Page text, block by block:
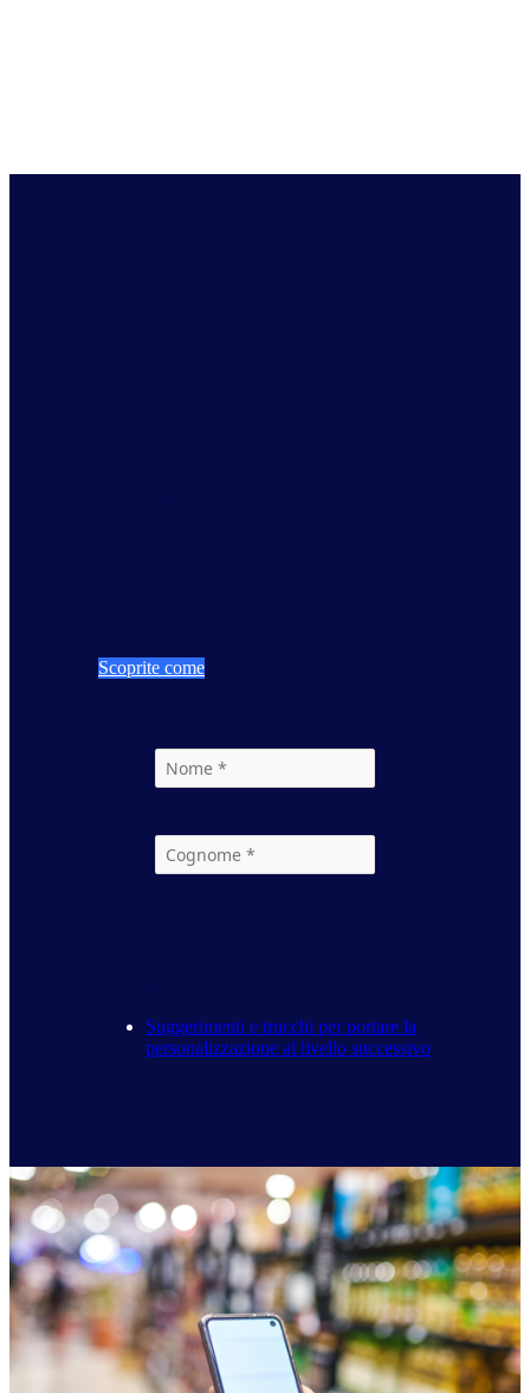
Scoprite come
Suggerimenti e trucchi per portare la
personalizzazione al livello successivo